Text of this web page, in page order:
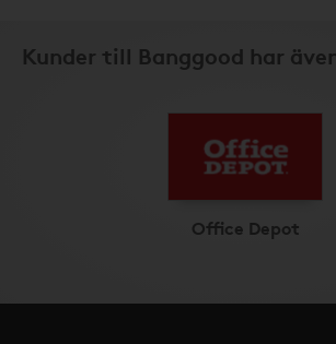
Kunder till Banggood har
Office Depot